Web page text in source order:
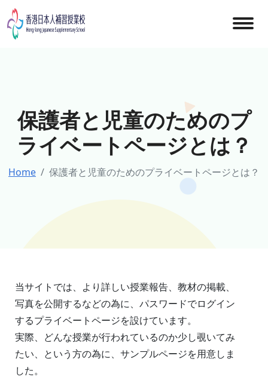
Skip
to
content
保護者と児童のためのプ
ライベートページとは？
Home 保護者と児童のためのプライベートページとは？
当サイトでは、より詳しい授業報告、教材の掲載、
写真を公開するなどの為に、パスワードでログイン
するプライベートページを設けています。
実際、どんな授業が行われているのか少し覗いてみ
たい、という方の為に、サンプルページを用意しま
した。